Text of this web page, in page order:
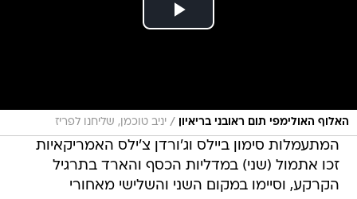
האלוף האולימפי תום ראובני בריאיון / יניב טוכמן, שליחנו לפריז
המתעמלות סימון ביילס וג'ורדן צ'ילס האמריקאיות
זכו אתמול (שני) במדליות הכסף והארד בתרגיל
הקרקע, וסיימו במקום השני והשלישי מאחורי